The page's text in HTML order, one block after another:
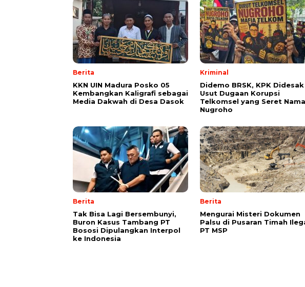
Berita
KKN UIN Madura Posko 05
Kembangkan Kaligrafi sebagai
Media Dakwah di Desa Dasok
Kriminal
Didemo BRSK, KPK Didesak
Usut Dugaan Korupsi
Telkomsel yang Seret Nama
Nugroho
Berita
Tak Bisa Lagi Bersembunyi,
Buron Kasus Tambang PT
Bososi Dipulangkan Interpol
ke Indonesia
Berita
Mengurai Misteri Dokumen
Palsu di Pusaran Timah
PT MSP